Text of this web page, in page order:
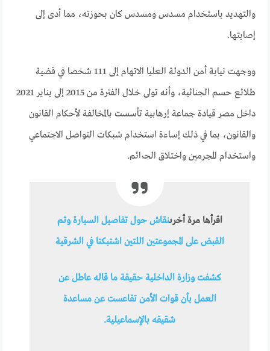
والتهديد باستخدام مسدس ومسدس كان بحوزته، مما أدى إلى
إصابتها.
ووجهت نيابة أمن الدولة العليا الاتهام إلى 111 شخصا في قضية
طلائع حسم الجنائية، وأنه تولى خلال الفترة من 2015 إلى يناير 2021
داخل مصر قيادة جماعة إرهابية تأسست بالمخالفة لأحكام القانون
والقانون، بما في ذلك إساءة استخدام شبكات التواصل الاجتماعي
واستخدام المجرمين واختلاق الجرائم.
اقرأها مرة أخرىنقاش حول تفاصيل السيارة وتم
القبض على المجموعتين اللتين اشتبكتا في الشرقية
كشفت وزارة الداخلية حقيقة ما قاله عاطل عن
العمل بأن قوات الأمن تقاعست عن مساعدة
شقيقه بالإسماعيلية.